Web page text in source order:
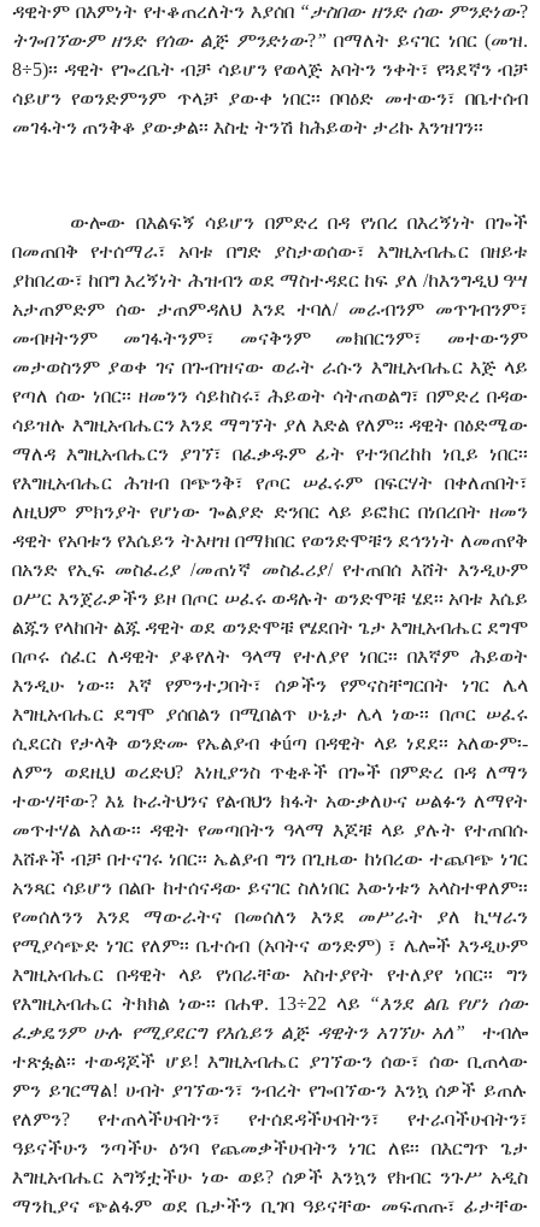
ዳዊትም በእምነት የተቆጠረለትን እያሰበ “ታስበው ዘንድ ሰው ምንድነው?
ትጐበኘውም ዘንድ የሰው ልጅ ምንድነው?” በማለት ይናገር ነበር (መዝ.
8÷5)፡፡ ዳዊት የጐረቤት ብቻ ሳይሆን የወላጅ አባትን ንቀት፣ የጓደኛን ብቻ
ሳይሆን የወንድምንም ጥላቻ ያውቀ ነበር፡፡ በባዕድ መተውን፣ በቤተሰብ
መገፋትን ጠንቅቆ ያውቃል፡፡ እስቲ ትንሽ ከሕይወት ታሪኩ እንዝገን፡፡
ውሎው በእልፍኝ ሳይሆን በምድረ በዳ የነበረ በእረኝነት በጐች
በመጠበቅ የተሰማራ፣ አባቱ በግድ ያስታወሰው፣ እግዚአብሔር በዘይቱ
ያከበረው፣ ከበግ እረኝነት ሕዝብን ወደ ማስተዳደር ከፍ ያለ /ከእንግዲህ ዓሣ
አታጠምድም ሰው ታጠምዳለህ እንደ ተባለ/ መራብንም መጥገብንም፣
መብዛትንም መገፋትንም፣ መናቅንም መክበርንም፣ መተውንም
መታወስንም ያወቀ ገና በጉብዝናው ወራት ራሱን እግዚአብሔር እጅ ላይ
የጣለ ሰው ነበር፡፡ ዘመንን ሳይከስሩ፣ ሕይወት ሳትጠወልግ፣ በምድረ በዳው
ሳይዝሉ እግዚአብሔርን እንደ ማግኘት ያለ እድል የለም፡፡ ዳዊት በዕድሜው
ማለዳ እግዚአብሔርን ያገኘ፣ በፈቃዱም ፊት የተንበረከከ ነቢይ ነበር፡፡
የእግዚአብሔር ሕዝብ በጭንቅ፣ የጦር ሠፈሩም በፍርሃት በቀለጠበት፣
ለዚህም ምክንያት የሆነው ጐልያድ ድንበር ላይ ይፎክር በነበረበት ዘመን
ዳዊት የአባቱን የእሴይን ትእዛዝ በማክበር የወንድሞቹን ደኅንነት ለመጠየቅ
በአንድ የኢፍ መስፈሪያ /መጠነኛ መስፈሪያ/ የተጠበሰ እሸት እንዲሁም
ዐሥር እንጀራዎችን ይዞ በጦር ሠፈሩ ወዳሉት ወንድሞቹ ሄደ፡፡ አባቱ እሴይ
ልጁን የላከበት ልጁ ዳዊት ወደ ወንድሞቹ የሄደበት ጌታ እግዚአብሔር ደግሞ
በጦሩ ሰፈር ለዳዊት ያቆየለት ዓላማ የተለያየ ነበር፡፡ በእኛም ሕይወት
እንዲሁ ነው፡፡ እኛ የምንተጋበት፣ ሰዎችን የምናስቸግርበት ነገር ሌላ
እግዚአብሔር ደግሞ ያሰበልን በሚበልጥ ሁኔታ ሌላ ነው፡፡ በጦር ሠፈሩ
ሲደርስ የታላቅ ወንድሙ የኤልያብ ቀúጣ በዳዊት ላይ ነደደ፡፡ አለውም፡-
ለምን ወደዚህ ወረድህ? እነዚያንስ ጥቂቶች በጐች በምድረ በዳ ለማን
ተውሃቸው? እኔ ኩራትህንና የልብህን ክፋት አውቃለሁና ሠልፉን ለማየት
መጥተሃል አለው፡፡ ዳዊት የመጣበትን ዓላማ እጆቹ ላይ ያሉት የተጠበሱ
እሸቶች ብቻ በተናገሩ ነበር፡፡ ኤልያብ ግን በጊዜው ከነበረው ተጨባጭ ነገር
አንጻር ሳይሆን በልቡ ከተሰናዳው ይናገር ስለነበር እውነቱን አላስተዋለም፡፡
የመሰለንን እንደ ማውራትና በመሰለን እንደ መሥራት ያለ ኪሣራን
የሚያሳጭድ ነገር የለም፡፡ ቤተሰብ (አባትና ወንድም) ፣ ሌሎች እንዲሁም
እግዚአብሔር በዳዊት ላይ የነበራቸው አስተያየት የተለያየ ነበር፡፡ ግን
የእግዚአብሔር ትክክል ነው፡፡ በሐዋ. 13÷22 ላይ “እንደ ልቤ የሆነ ሰው
ፈቃዴንም ሁሉ የሚያደርግ የእሴይን ልጅ ዳዊትን አገኘሁ አለ”
ተብሎ
ተጽፏል፡፡ ተወዳጆች ሆይ! እግዚአብሔር ያገኘውን ሰው፣ ሰው ቢጠላው
ምን ይገርማል! ሀብት ያገኘውን፣ ንብረት የጐበኘውን እንኳ ሰዎች ይጠሉ
የለምን? የተጠላችሁበትን፣ የተሰደዳችሁበትን፣ የተራባችሁበትን፣
ዓይናችሁን ንጣችሁ ዕንባ የጨመቃችሁበትን ነገር ለዩ፡፡ በእርግጥ ጌታ
እግዚአብሔር አግኝቷችሁ ነው ወይ? ሰዎች እንኳን የክብር ንጉሥ አዲስ
ማንኪያና ጭልፋም ወደ ቤታችን ቢገባ ዓይናቸው መፍጠጡ፣ ፊታቸው